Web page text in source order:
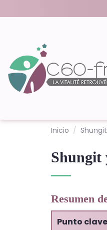
Inicio
Shungit
Resumen
Punto clave